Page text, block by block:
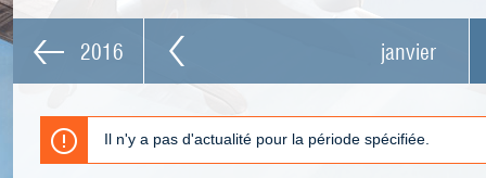
2016 janvier
Il n'y a pas d'actualité pour la période spécifiée.